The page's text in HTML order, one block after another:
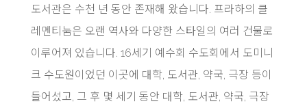
도서관은 수천 년 동안 존재해 왔습니다. 프라하의 클
레멘티눔은 오랜 역사와 다양한 스타일의 여러 건물로
이루어져 있습니다. 16세기 예수회 수도회에서 도미니
크 수도원이었던 이곳에 대학, 도서관, 약국, 극장 등이
들어섰고, 그 후 몇 세기 동안 대학, 도서관, 약국, 극장